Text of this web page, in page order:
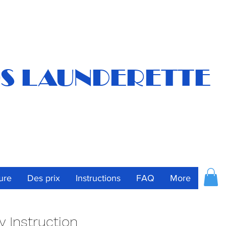
LAUNDERETTE
Des prix Instructions FAQ More
Instruction